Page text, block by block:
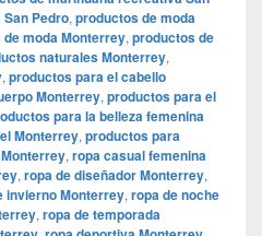
Pedro, productos de moda
moda Monterrey, productos de
naturales Monterrey,
, productos para el cabello
Monterrey, productos para el
para la belleza femenina
Monterrey, productos para
, ropa casual femenina
, ropa de diseñador Monterrey,
invierno Monterrey, ropa de noche
, ropa de temporada